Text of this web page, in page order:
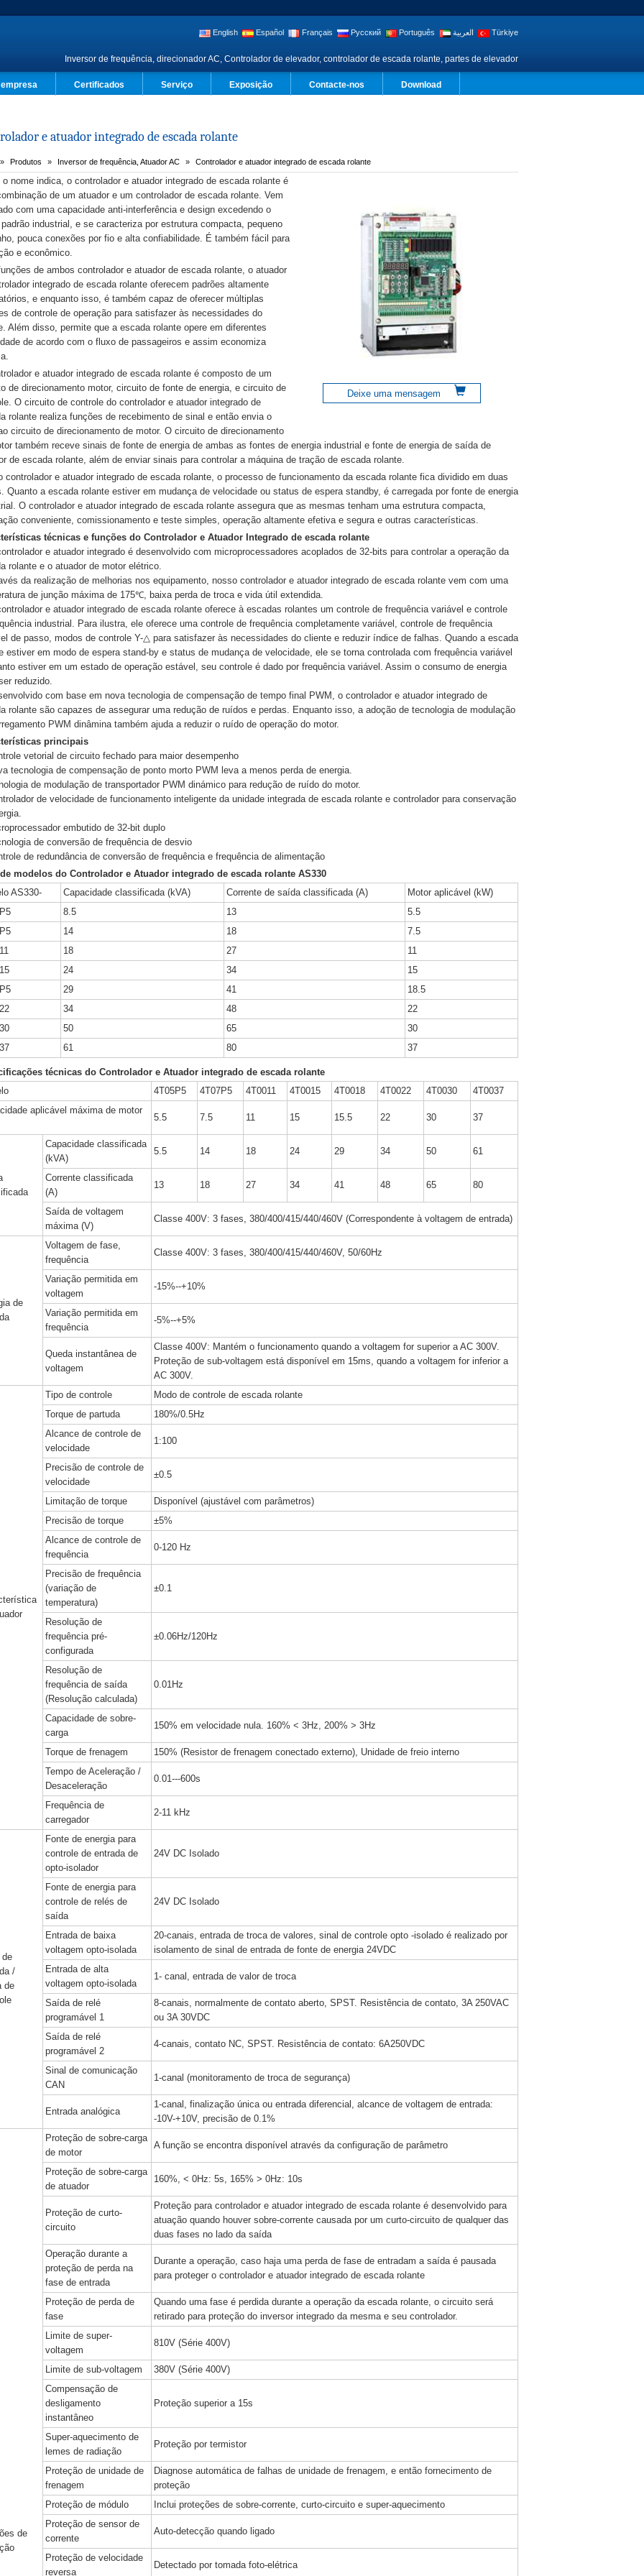
English Español Français Русский Português العربية Türkiye
Inversor de frequência, direcionador AC, Controlador de elevador, controlador de escada rolante, partes de elevador
Certificados Serviço Exposição Contacte-nos Download
e atuador integrado de escada rolante
Produtos Inversor de frequência, Atuador AC Controlador e atuador integrado de escada rolante
Deixe uma mensagem
o nome indica, o controlador e atuador integrado de escada rolante é
de um atuador e um controlador de escada rolante. Vem
com uma capacidade anti-interferência e design excedendo o
industrial, e se caracteriza por estrutura compacta, pequeno
pouca conexões por fio e alta confiabilidade. É também fácil para
e econômico.
de ambos controlador e atuador de escada rolante, o atuador
integrado de escada rolante oferecem padrões altamente
e enquanto isso, é também capaz de oferecer múltiplas
de controle de operação para satisfazer às necessidades do
Além disso, permite que a escada rolante opere em diferentes
de acordo com o fluxo de passageiros e assim economiza
e atuador integrado de escada rolante é composto de um
de direcionamento motor, circuito de fonte de energia, e circuito de
O circuito de controle do controlador e atuador integrado de
rolante realiza funções de recebimento de sinal e então envia o
circuito de direcionamento de motor. O circuito de direcionamento
também receve sinais de fonte de energia de ambas as fontes de energia industrial e fonte de energia de saída de
de escada rolante, além de enviar sinais para controlar a máquina de tração de escada rolante.
controlador e atuador integrado de escada rolante, o processo de funcionamento da escada rolante fica dividido em duas
Quanto a escada rolante estiver em mudança de velocidade ou status de espera standby, é carregada por fonte de energia
O controlador e atuador integrado de escada rolante assegura que as mesmas tenham uma estrutura compacta,
conveniente, comissionamento e teste simples, operação altamente efetiva e segura e outras características.
técnicas e funções do Controlador e Atuador Integrado de escada rolante
e atuador integrado é desenvolvido com microprocessadores acoplados de 32-bits para controlar a operação da
rolante e o atuador de motor elétrico.
da realização de melhorias nos equipamento, nosso controlador e atuador integrado de escada rolante vem com uma
de junção máxima de 175℃, baixa perda de troca e vida útil extendida.
e atuador integrado de escada rolante oferece à escadas rolantes um controle de frequência variável e controle
industrial. Para ilustra, ele oferece uma controle de frequência completamente variável, controle de frequência
de passo, modos de controle Y-△ para satisfazer às necessidades do cliente e reduzir índice de falhas. Quando a escada
estiver em modo de espera stand-by e status de mudança de velocidade, ele se torna controlada com frequência variável
estiver em um estado de operação estável, seu controle é dado por frequência variável. Assim o consumo de energia
reduzido.
com base em nova tecnologia de compensação de tempo final PWM, o controlador e atuador integrado de
rolante são capazes de assegurar uma redução de ruídos e perdas. Enquanto isso, a adoção de tecnologia de modulação
PWM dinâmina também ajuda a reduzir o ruído de operação do motor.
principais
vetorial de circuito fechado para maior desempenho
tecnologia de compensação de ponto morto PWM leva a menos perda de energia.
de modulação de transportador PWM dinámico para redução de ruído do motor.
de velocidade de funcionamento inteligente da unidade integrada de escada rolante e controlador para conservação
embutido de 32-bit duplo
de conversão de frequência de desvio
de redundância de conversão de frequência e frequência de alimentação
modelos do Controlador e Atuador integrado de escada rolante AS330
AS330-
Capacidade classificada (kVA) Corrente de saída classificada (A)
Motor aplicável (kW)
8.5 13
5.5
14 18
7.5
18 27
11
24 34
15
29 41
18.5
34 48
22
50 65
30
61 80 37
técnicas do Controlador e Atuador integrado de escada rolante
4T05P5 4T07P5 4T0011 4T0015 4T0018 4T0022 4T0030
4T0037
aplicável máxima de motor
5.5 7.5 11 15 15.5 22 30 37
Capacidade classificada
(kVA)
5.5 14 18 24 29 34 50 61
Corrente classificada
(A)
13 18 27 34 41 48 65 80
Saída de voltagem
máxima (V)
Classe 400V: 3 fases, 380/400/415/440/460V (Correspondente à voltagem de entrada)
de
Voltagem de fase,
frequência
Classe 400V: 3 fases, 380/400/415/440/460V, 50/60Hz
Variação permitida em
voltagem
-15%--+10%
Variação permitida em
frequência
-5%--+5%
Queda instantânea de
voltagem
Classe 400V: Mantém o funcionamento quando a voltagem for superior a AC 300V.
Proteção de sub-voltagem está disponível em 15ms, quando a voltagem for inferior a
AC 300V.
Tipo de controle
Modo de controle de escada rolante
Torque de partuda
180%/0.5Hz
Alcance de controle de
velocidade
1:100
Precisão de controle de
velocidade
±0.5
Limitação de torque
Disponível (ajustável com parâmetros)
Precisão de torque
±5%
Alcance de controle de
frequência
0-120 Hz
Precisão de frequência
(variação de
temperatura)
±0.1
Resolução de
frequência pré-
configurada
±0.06Hz/120Hz
Resolução de
frequência de saída
(Resolução calculada)
0.01Hz
Capacidade de sobre-
carga
150% em velocidade nula. 160% < 3Hz, 200% > 3Hz
Torque de frenagem
150% (Resistor de frenagem conectado externo), Unidade de freio interno
Tempo de Aceleração /
Desaceleração
0.01---600s
Frequência de
carregador
2-11 kHz
de
/
de
Fonte de energia para
controle de entrada de
opto-isolador
24V DC Isolado
Fonte de energia para
controle de relés de
saída
24V DC Isolado
Entrada de baixa
voltagem opto-isolada
20-canais, entrada de troca de valores, sinal de controle opto -isolado é realizado por
isolamento de sinal de entrada de fonte de energia 24VDC
Entrada de alta
voltagem opto-isolada
1- canal, entrada de valor de troca
Saída de relé
programável 1
8-canais, normalmente de contato aberto, SPST. Resistência de contato, 3A 250VAC
ou 3A 30VDC
Saída de relé
programável 2
4-canais, contato NC, SPST. Resistência de contato: 6A250VDC
Sinal de comunicação
CAN
1-canal (monitoramento de troca de segurança)
Entrada analógica
1-canal, finalização única ou entrada diferencial, alcance de voltagem de entrada:
-10V-+10V, precisão de 0.1%
de
Proteção de sobre-carga
de motor
A função se encontra disponível através da configuração de parâmetro
Proteção de sobre-carga
de atuador
160%, < 0Hz: 5s, 165% > 0Hz: 10s
Proteção de curto-
circuito
Proteção para controlador e atuador integrado de escada rolante é desenvolvido para
atuação quando houver sobre-corrente causada por um curto-circuito de qualquer das
duas fases no lado da saída
Operação durante a
proteção de perda na
fase de entrada
Durante a operação, caso haja uma perda de fase de entradam a saída é pausada
para proteger o controlador e atuador integrado de escada rolante
Proteção de perda de
fase
Quando uma fase é perdida durante a operação da escada rolante, o circuito será
retirado para proteção do inversor integrado da mesma e seu controlador.
Limite de super-
voltagem
810V (Série 400V)
Limite de sub-voltagem
380V (Série 400V)
Compensação de
desligamento
instantâneo
Proteção superior a 15s
Super-aquecimento de
lemes de radiação
Proteção por termistor
Proteção de unidade de
frenagem
Diagnose automática de falhas de unidade de frenagem, e então fornecimento de
proteção
Proteção de módulo
Inclui proteções de sobre-corrente, curto-circuito e super-aquecimento
Proteção de sensor de
corrente
Auto-detecção quando ligado
Proteção de velocidade
reversa
Detectado por tomada foto-elétrica